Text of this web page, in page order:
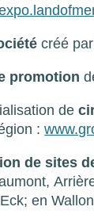
créé
promotion
de
:
de sites
en